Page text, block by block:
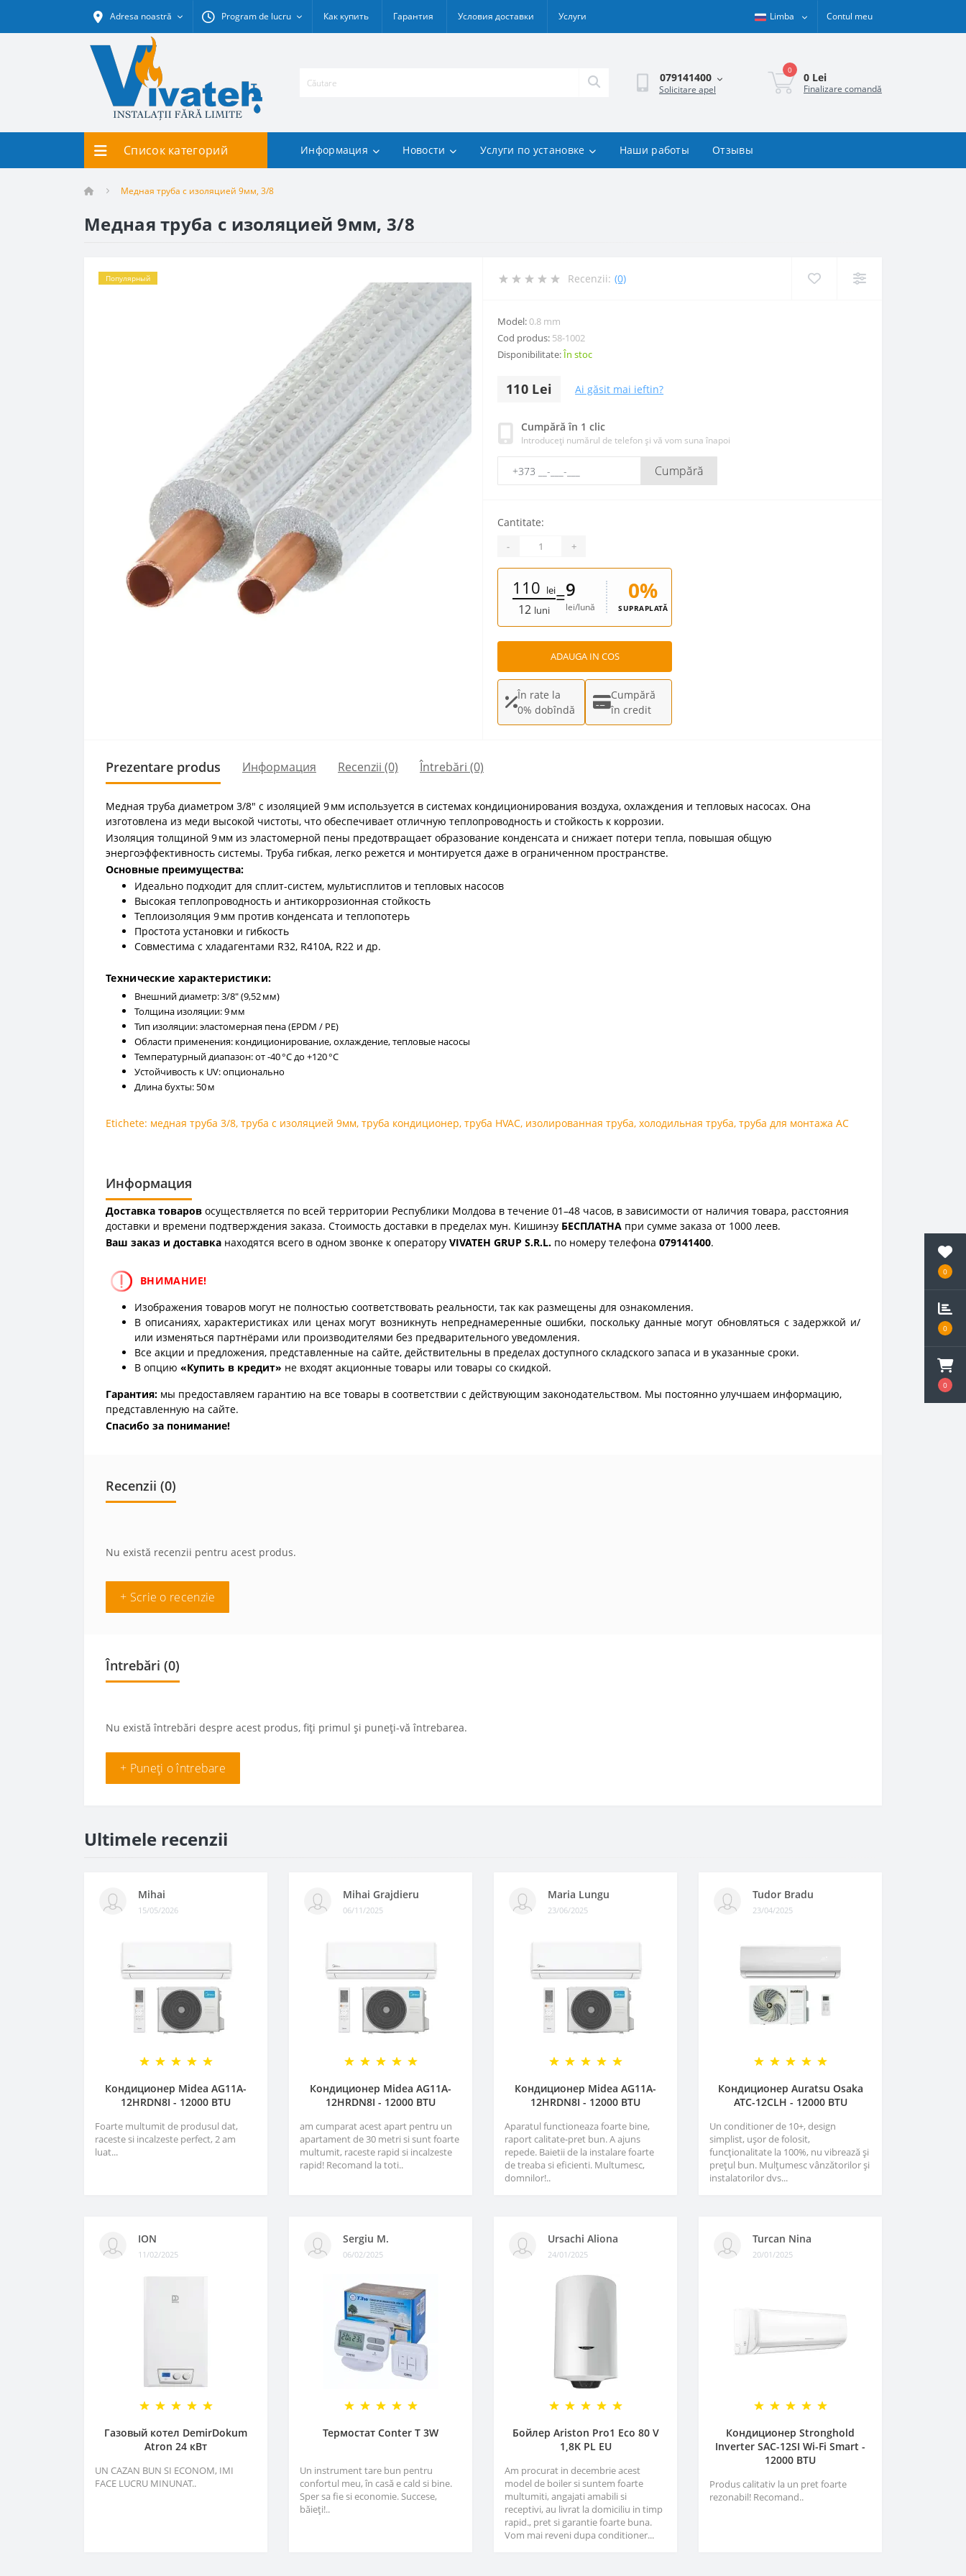
0
0
0
Adresa noastră Program de lucru Как купить Гарантия Условия доставки Услуги Limba Contul meu
079141400
Solicitare apel
0
0 Lei
Finalizare comandă
Список категорий Информация Новости Услуги по установке Наши работы Отзывы
Медная труба с изоляцией 9мм, 3/8
Медная труба с изоляцией 9мм, 3/8
Популярный Recenzii: (0)
Model:0.8 mm
Cod produs: 58-1002
Disponibilitate:În stoc
110 Lei Ai găsit mai ieftin?
Cumpără în 1 clic
Introduceți numărul de telefon și vă vom suna înapoi
Cumpără
Cantitate:
- +
110 lei
12 luni
=9
lei/lună
0%
SUPRAPLATĂ
ADAUGA IN COS
În rate la
0% dobîndă
Cumpără
în credit
Prezentare produs Информация Recenzii (0) Întrebări (0)
Медная труба диаметром 3/8" с изоляцией 9 мм используется в системах кондиционирования воздуха, охлаждения и тепловых насосах. Она
изготовлена из меди высокой чистоты, что обеспечивает отличную теплопроводность и стойкость к коррозии.
Изоляция толщиной 9 мм из эластомерной пены предотвращает образование конденсата и снижает потери тепла, повышая общую
энергоэффективность системы. Труба гибкая, легко режется и монтируется даже в ограниченном пространстве.
Основные преимущества:
Идеально подходит для сплит-систем, мультисплитов и тепловых насосов
Высокая теплопроводность и антикоррозионная стойкость
Теплоизоляция 9 мм против конденсата и теплопотерь
Простота установки и гибкость
Совместима с хладагентами R32, R410A, R22 и др.
Технические характеристики:
Внешний диаметр: 3/8" (9,52 мм)
Толщина изоляции: 9 мм
Тип изоляции: эластомерная пена (EPDM / PE)
Области применения: кондиционирование, охлаждение, тепловые насосы
Температурный диапазон: от -40 °C до +120 °C
Устойчивость к UV: опционально
Длина бухты: 50 м
Etichete: медная труба 3/8, труба с изоляцией 9мм, труба кондиционер, труба HVAC, изолированная труба, холодильная труба, труба для монтажа AC
Информация
Доставка товаров осуществляется по всей территории Республики Молдова в течение 01–48 часов, в зависимости от наличия товара, расстояния
доставки и времени подтверждения заказа. Стоимость доставки в пределах мун. Кишинэу БЕСПЛАТНА при сумме заказа от 1000 леев.
Ваш заказ и доставка находятся всего в одном звонке к оператору VIVATEH GRUP S.R.L. по номеру телефона 079141400.
ВНИМАНИЕ!
Изображения товаров могут не полностью соответствовать реальности, так как размещены для ознакомления.
В описаниях, характеристиках или ценах могут возникнуть непреднамеренные ошибки, поскольку данные могут обновляться с задержкой и/
или изменяться партнёрами или производителями без предварительного уведомления.
Все акции и предложения, представленные на сайте, действительны в пределах доступного складского запаса и в указанные сроки.
В опцию «Купить в кредит» не входят акционные товары или товары со скидкой.
Гарантия: мы предоставляем гарантию на все товары в соответствии с действующим законодательством. Мы постоянно улучшаем информацию,
представленную на сайте.
Спасибо за понимание!
Recenzii (0)
Nu există recenzii pentru acest produs.
+ Scrie o recenzie
Întrebări (0)
Nu există întrebări despre acest produs, fiți primul și puneți-vă întrebarea.
+ Puneți o întrebare
Ultimele recenzii
Mihai
15/05/2026
Кондиционер Midea AG11A-
12HRDN8I - 12000 BTU
Foarte multumit de produsul dat,
raceste si incalzeste perfect, 2 am
luat...
Mihai Grajdieru
06/11/2025
Кондиционер Midea AG11A-
12HRDN8I - 12000 BTU
am cumparat acest apart pentru un
apartament de 30 metri si sunt foarte
multumit, raceste rapid si incalzeste
rapid! Recomand la toti..
Maria Lungu
23/06/2025
Кондиционер Midea AG11A-
12HRDN8I - 12000 BTU
Aparatul functioneaza foarte bine,
raport calitate-pret bun. A ajuns
repede. Baietii de la instalare foarte
de treaba si eficienti. Multumesc,
domnilor!..
Tudor Bradu
23/04/2025
Кондиционер Auratsu Osaka
ATC-12CLH - 12000 BTU
Un conditioner de 10+, design
simplist, ușor de folosit,
funcționalitate la 100%, nu vibrează și
prețul bun. Mulțumesc vânzătorilor și
instalatorilor dvs...
ION
11/02/2025
Газовый котел DemirDokum
Atron 24 кВт
UN CAZAN BUN SI ECONOM, IMI
FACE LUCRU MINUNAT..
Sergiu M.
06/02/2025
Термостат Conter T 3W
Un instrument tare bun pentru
confortul meu, în casă e cald si bine.
Sper sa fie si economie. Succese,
băieți!..
Ursachi Aliona
24/01/2025
Бойлер Ariston Pro1 Eco 80 V
1,8K PL EU
Am procurat in decembrie acest
model de boiler si suntem foarte
multumiti, angajati amabili si
receptivi, au livrat la domiciliu in timp
rapid., pret si garantie foarte buna.
Vom mai reveni dupa conditioner...
Turcan Nina
20/01/2025
Кондиционер Stronghold
Inverter SAC-12SI Wi-Fi Smart -
12000 BTU
Produs calitativ la un pret foarte
rezonabil! Recomand..